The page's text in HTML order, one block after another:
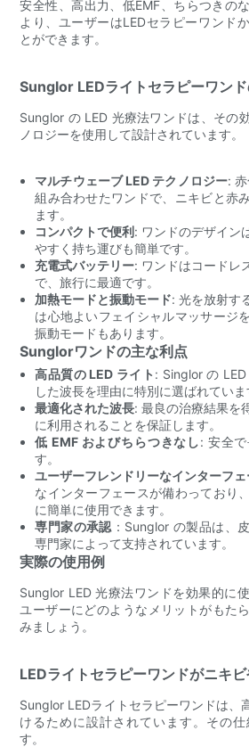
安全性、高出力、低EMF、ちらつきの
より、ユーザーはLEDセラピーワンド
とができます。
Sunglor LEDライトセラピーワン
Sunglor の LED 光療法ワンドは、その
ノロジーを使用して設計されています。
マルチウェーブ LED テクノロジー:
組み合わせたワンドで、ニキビと赤
ます。
コンパクトで便利: ワンドのデザイン
やすく持ち運びも簡単です。
充電式バッテリー: ワンドはコードレ
で、旅行に最適です。
加熱モードと振動モード: 光を放射す
は心地よいフェイシャルマッサージ
振動モードもあります。
Sunglorワンドの主な利点
高品質の LED ライト : Singlor の
した波長を理由に特別に選ばれていま
最適化された波長: 最良の治療結果を
に利用されることを保証します。
低 EMF およびちらつきなし: 安全
す。
ユーザーフレンドリーなインターフェ
なインターフェースが備わっており
に簡単に使用できます。
専門家の承認 ：Sunglor の製品は、
専門家によって支持されています。
実際の使用例
Sunglor LED 光療法ワンドを効果的に
ユーザーにどのようなメリットがもた
みましょう。
LEDライトセラピーワンドがニキ
Sunglor LEDライトセラピーワンドは、
けるために設計されています。その
す。